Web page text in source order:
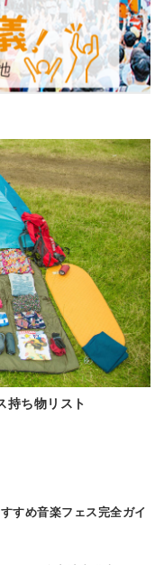
持ち物リスト
すめ音楽フェス完全ガイ